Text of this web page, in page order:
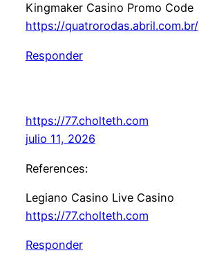
Kingmaker Casino Promo Code
https://quatrorodas.abril.com.br/
Responder
https://77.cholteth.com
julio 11, 2026
References:
Legiano Casino Live Casino
https://77.cholteth.com
Responder